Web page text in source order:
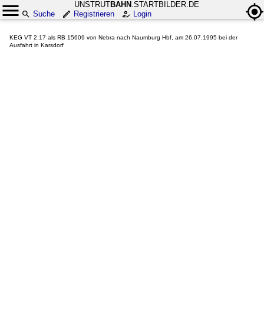
UNSTRUTBAHN .STARTBILDER.DE
Suche
Registrieren Login
KEG VT 2.17 als RB 15609 von Nebra nach Naumburg Hbf, am 26.07.1995 bei der
Ausfahrt in Karsdorf